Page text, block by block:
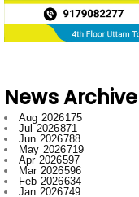
News Archive
Jun 2026
788
May 2026719
Apr 2026597
Mar 2026596
Feb 2026634
Jan 2026749
Dec 2025697
Nov 2025592
Oct 2025546
Sept 2025662